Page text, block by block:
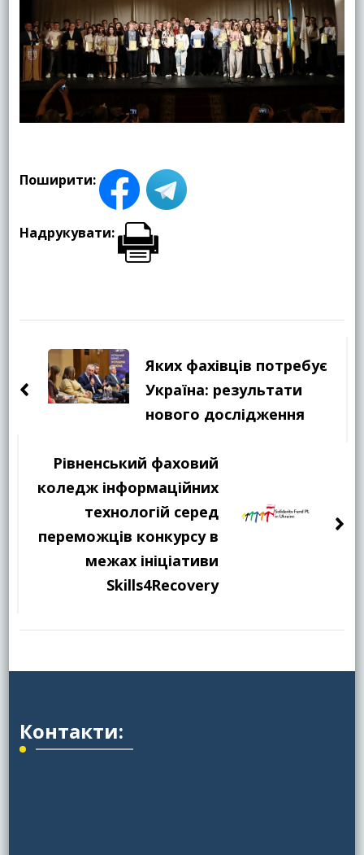
Поширити:
Надрукувати:
по
запису
Яких фахівців потребує
Україна: результати
нового дослідження
Рівненський фаховий
коледж інформаційних
технологій серед
переможців конкурсу в
межах ініціативи
Skills4Recovery
Контакти: